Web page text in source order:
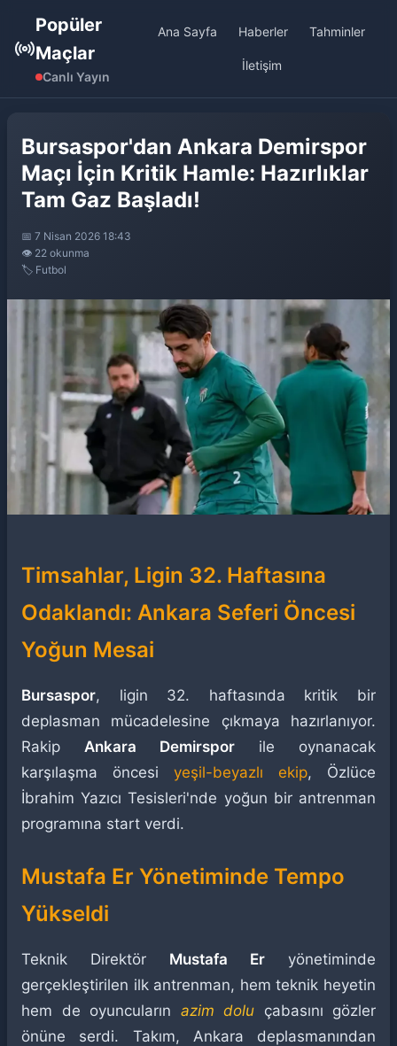
Popüler
Maçlar
Canlı Yayın
Ana Sayfa Haberler Tahminler
İletişim
Bursaspor'dan Ankara Demirspor
Maçı İçin Kritik Hamle: Hazırlıklar
Tam Gaz Başladı!
📅 7 Nisan 2026 18:43
👁️ 22 okunma
🏷️ Futbol
Timsahlar, Ligin 32. Haftasına
Odaklandı: Ankara Seferi Öncesi
Yoğun Mesai
Bursaspor, ligin 32. haftasında kritik bir
deplasman mücadelesine çıkmaya hazırlanıyor.
Rakip Ankara Demirspor ile oynanacak
karşılaşma öncesi yeşil-beyazlı ekip, Özlüce
İbrahim Yazıcı Tesisleri'nde yoğun bir antrenman
programına start verdi.
Mustafa Er Yönetiminde Tempo
Yükseldi
Teknik Direktör Mustafa Er yönetiminde
gerçekleştirilen ilk antrenman, hem teknik heyetin
hem de oyuncuların azim dolu çabasını gözler
önüne serdi. Takım, Ankara deplasmanından